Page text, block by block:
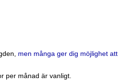
men många ger dig möjlighet att
per månad är vanligt.